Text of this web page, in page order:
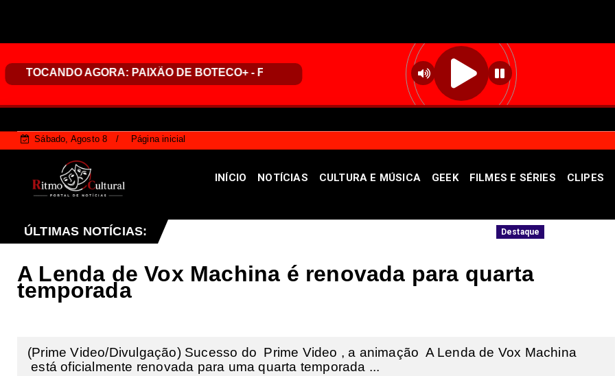
Sábado, Agosto 8 Página inicial
INÍCIO NOTÍCIAS CULTURA E MÚSICA GEEK FILMES E SÉRIES CLIPES
ÚLTIMAS NOTÍCIAS:
alerta laranja de perigo para baixa umidade do ar nesta sexta-feira (7) Ampliada oferta de
A Lenda de Vox Machina é renovada para quarta
temporada
(Prime Video/Divulgação) Sucesso do Prime Video , a animação A Lenda de Vox Machina
está oficialmente renovada para uma quarta temporada ...